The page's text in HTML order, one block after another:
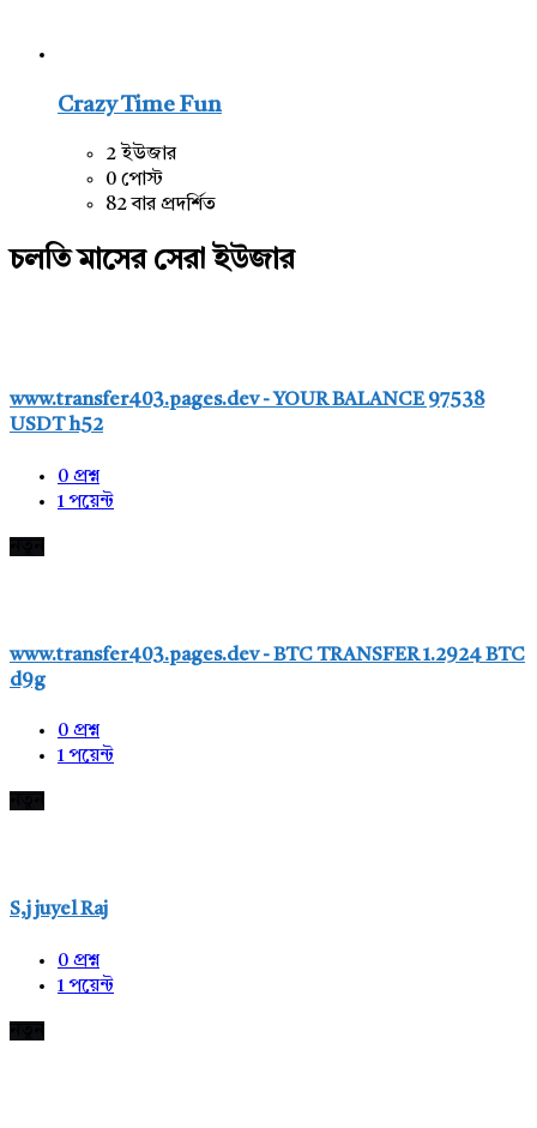
Crazy Time Fun
2 ইউজার
0 পোস্ট
82 বার প্রদর্শিত
চলতি মাসের সেরা ইউজার
www.transfer403.pages.dev - YOUR BALANCE 97538
USDT h52
0 প্রশ্ন
1পয়েন্ট
www.transfer403.pages.dev - BTC TRANSFER 1.2924 BTC
d9g
0 প্রশ্ন
1পয়েন্ট
S,j juyel Raj
0 প্রশ্ন
1পয়েন্ট